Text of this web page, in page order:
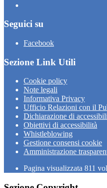
Seguici su
Facebook
Sezione Link Utili
Cookie policy
Note legali
Informativa Privacy
Ufficio Relazioni con il
Dichiarazione di
Obiettivi di accessibilità
Whistleblowing
Gestione consensi cookie
Amministrazione
Pagina visualizzata 811